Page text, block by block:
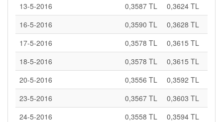
13-5-2016
0,3587 TL
0,3624 TL
16-5-2016
0,3590 TL
0,3628 TL
17-5-2016
0,3578 TL
0,3615 TL
18-5-2016
0,3578 TL
0,3615 TL
20-5-2016
0,3556 TL
0,3592 TL
23-5-2016
0,3567 TL
0,3603 TL
24-5-2016
0,3558 TL
0,3594 TL